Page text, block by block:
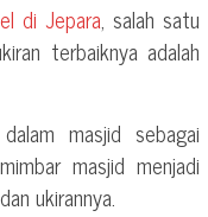
di Jepara, salah satu
terbaiknya adalah
masjid sebagai
masjid menjadi
ukirannya.